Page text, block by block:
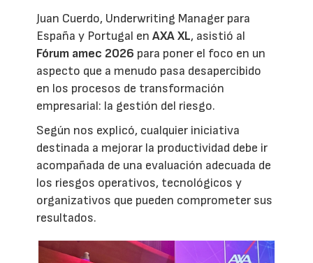
Juan Cuerdo, Underwriting Manager para
España y Portugal enAXA XL, asistió al
Fórum amec 2026 para poner el foco en un
aspecto que a menudo pasa desapercibido
en los procesos de transformación
empresarial: la gestión del riesgo.
Según nos explicó, cualquier iniciativa
destinada a mejorar la productividad debe ir
acompañada de una evaluación adecuada de
los riesgos operativos, tecnológicos y
organizativos que pueden comprometer sus
resultados.